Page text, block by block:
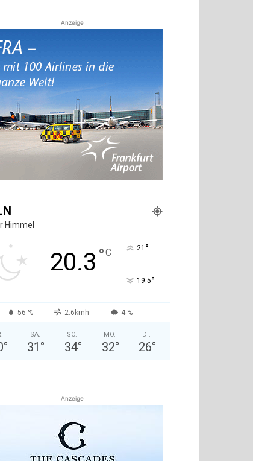
Anzeige
Himmel
20.3 °C 21 °
19.5°
56 % 2.6kmh 4 %
°
SA.
31 °
SO.
34°
MO.
32°
DI.
26°
Anzeige